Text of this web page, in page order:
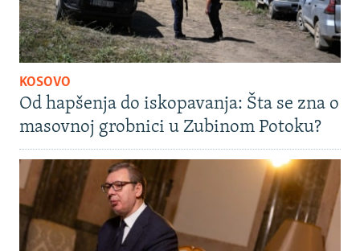
KOSOVO
Od hapšenja do iskopavanja: Šta se zna o
masovnoj grobnici u Zubinom Potoku?